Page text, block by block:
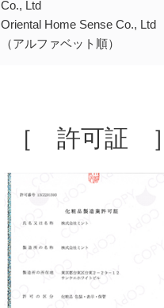
Co., Ltd
Oriental Home Sense Co., Ltd
（アルファベット順）
［ 許可証 ］